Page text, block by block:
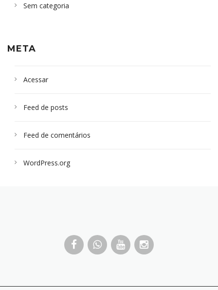
Sem categoria
META
Acessar
Feed de posts
Feed de comentários
WordPress.org